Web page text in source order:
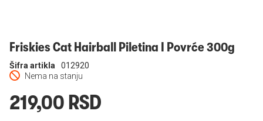
Friskies Cat Hairball Piletina I Povrće 300g
Nema na stanju
Šifra artikla 012920
219,00 RSD